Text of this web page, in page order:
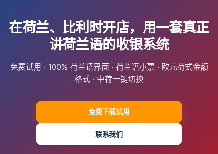
在荷兰、比利时开店，用一套真正
讲荷兰语的收银系统
免费试用 · 100% 荷兰语界面 · 荷兰语小票 · 欧元荷式金额
格式 · 中荷一键切换
免费下载试用
联系我们